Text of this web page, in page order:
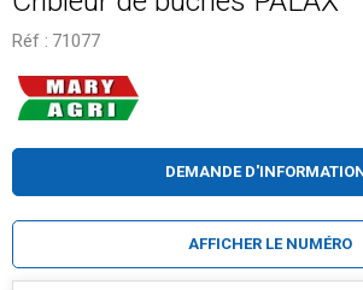
Réf : 71077
DEMANDE
AFFICHER LE NUMÉRO